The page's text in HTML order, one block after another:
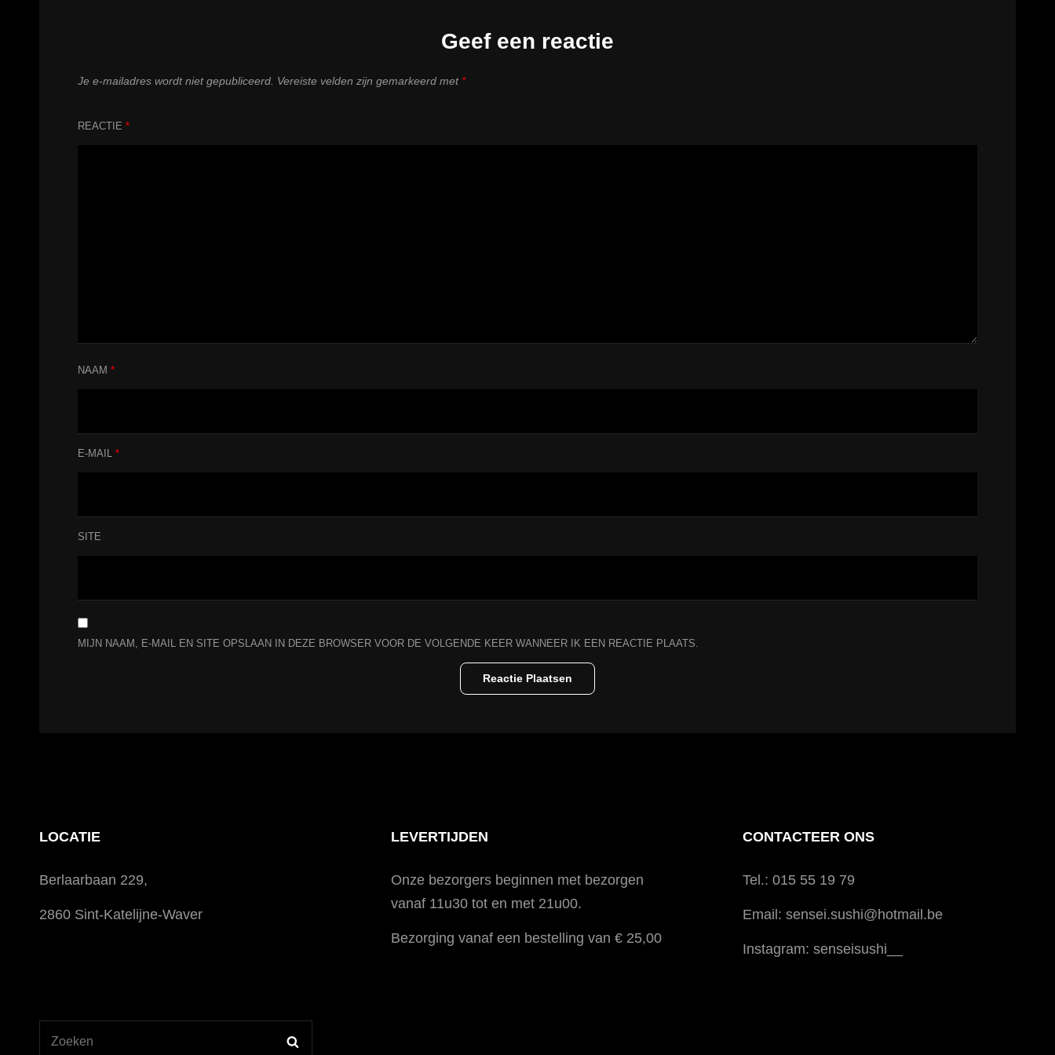
Geef een reactie
Je e-mailadres wordt niet gepubliceerd. Vereiste velden zijn gemarkeerd met *
REACTIE *
NAAM *
E-MAIL *
SITE
MIJN NAAM, E-MAIL EN SITE OPSLAAN IN DEZE BROWSER VOOR DE VOLGENDE KEER WANNEER IK EEN REACTIE PLAATS.
LOCATIE
Berlaarbaan 229,
2860 Sint-Katelijne-Waver
NAAR:
LEVERTIJDEN
Onze bezorgers beginnen met bezorgen
vanaf 11u30 tot en met 21u00.
Bezorging vanaf een bestelling van € 25,00
CONTACTEER ONS
Tel.: 015 55 19 79
Email: sensei.sushi@hotmail.be
Instagram: senseisushi__